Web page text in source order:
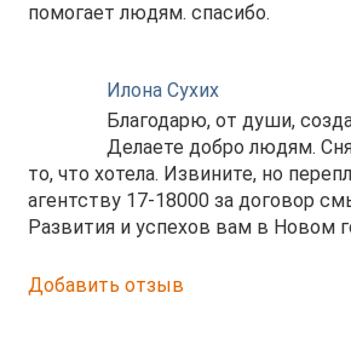
помогает людям. спасибо.
Илона Сухих
Благодарю, от души,
Делаете добро людям.
то, что хотела. Извините, но
агентству 17-18000 за договор
Развития и успехов вам в Новом
Добавить отзыв